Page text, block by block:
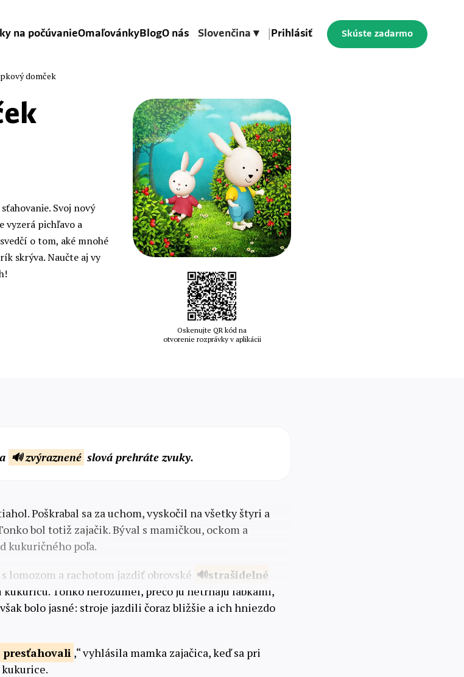
na počúvanieOmaľovánkyBlogO nás Slovenčina ▾ Prihlásiť Skúste zadarmo
domček
Svoj nový
vyzerá pichľavo a
o tom, aké mnohé
skrýva. Naučte aj vy
Oskenujte QR kód na
otvorenie rozprávky v aplikácii
🔊 zvýraznené slová prehráte zvuky.
Poškrabal sa za uchom, vyskočil na všetky štyri a
bol totiž zajačik. Býval s mamičkou, ockom a
kukuričného poľa.
lomozom a rachotom jazdiť obrovské
strašidelné
kukuricu. Tonko nerozumel, prečo ju netrhajú labkami,
bolo jasné: stroje jazdili čoraz bližšie a ich hniezdo
presťahovali ,“ vyhlásila mamka zajačica, keď sa pri